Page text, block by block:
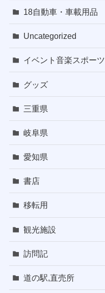
18自動車・車載用品
Uncategorized
イベント音楽スポーツ
グッズ
三重県
岐阜県
愛知県
書店
移転用
観光施設
訪問記
道の駅,直売所